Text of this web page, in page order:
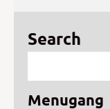
Search
Menugang